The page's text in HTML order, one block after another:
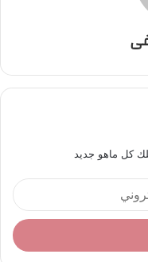
كل ماهو جديد